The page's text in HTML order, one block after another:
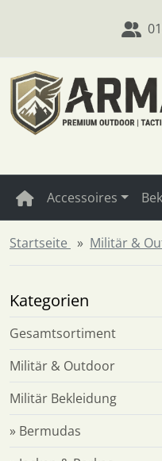
Accessoires
Startseite Militär &
Kategorien
Gesamtsortiment
Militär & Outdoor
Militär Bekleidung
» Bermudas